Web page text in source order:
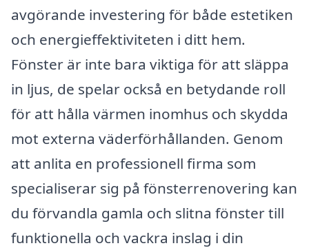
avgörande investering för både estetiken
och energieffektiviteten i ditt hem.
Fönster är inte bara viktiga för att släppa
in ljus, de spelar också en betydande roll
för att hålla värmen inomhus och skydda
mot externa väderförhållanden. Genom
att anlita en professionell firma som
specialiserar sig på fönsterrenovering kan
du förvandla gamla och slitna fönster till
funktionella och vackra inslag i din